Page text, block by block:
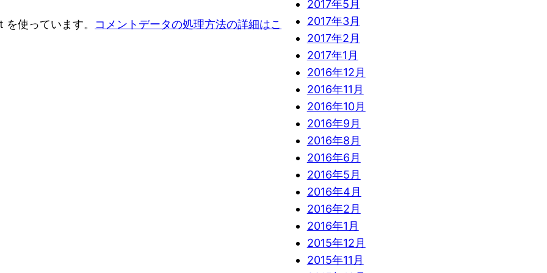
使っています。 コメントデータの処理方法の詳細はこ
2017年5月
2017年3月
2017年2月
2017年1月
2016年12月
2016年11月
2016年10月
2016年9月
2016年8月
2016年6月
2016年5月
2016年4月
2016年2月
2016年1月
2015年12月
2015年11月